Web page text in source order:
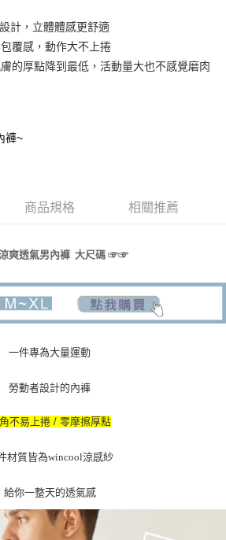
過狀況，表示未達大哥付你分期系統評分，恕無
「大哥付你分期」於每月結算日後寄送繳費提
可選擇「超商條碼／台灣大直營門市／銀行轉
務購買商品或服務，並由商店將買賣／分期付款
付你分期」之契約關係目的，商店將以您的個人
址）提供予台灣大哥大進項蒐集、處理及利用，
閱以下連結：https://oppay.tw/userRule
含以上)免運費
】
含以上)免運費
3-5工作天）
計，立體體感更舒適
覆感，動作大不上捲
的厚點降到最低，活動量大也不感覺磨肉
褲~
商品規格 相關推薦
爽透氣男內褲 大尺碼 ☞☞
一件專為大量運動
勞動者設計的內褲
不易上捲 / 零摩擦厚點
材質皆為wincool涼感紗
給你一整天的透氣感